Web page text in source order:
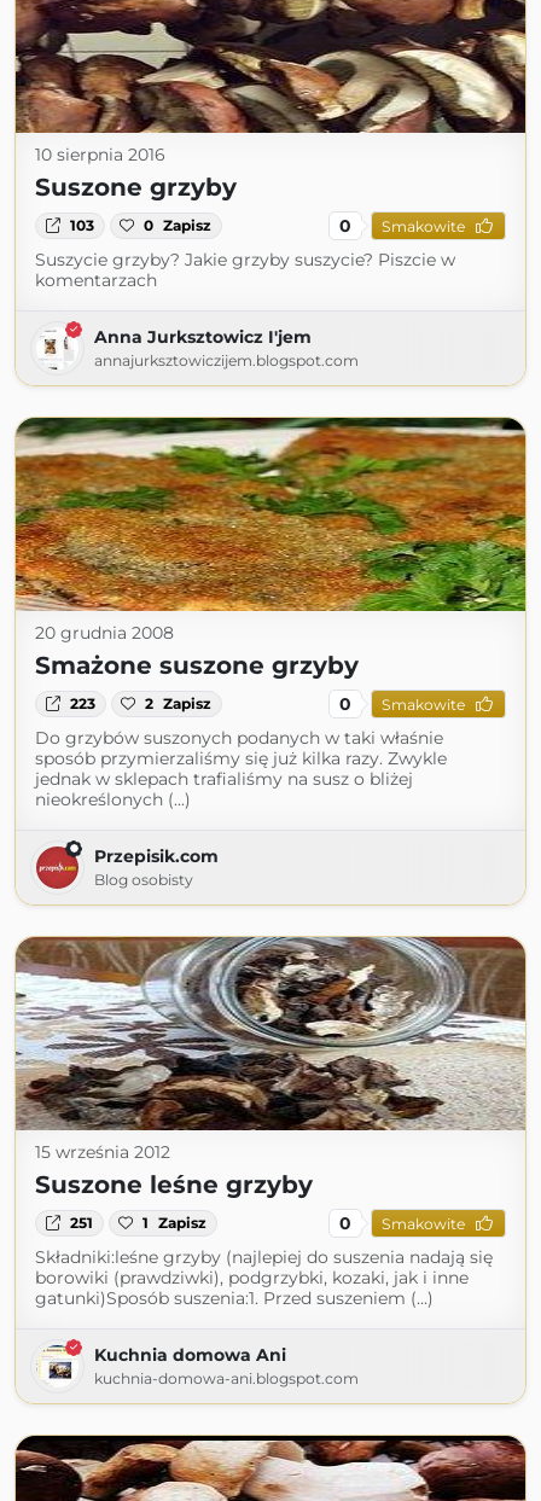
10 sierpnia 2016
Suszone grzyby
103 0 Zapisz 0 Smakowite
Suszycie grzyby? Jakie grzyby suszycie? Piszcie w
komentarzach
Anna Jurksztowicz I'jem
annajurksztowiczijem.blogspot.com
20 grudnia 2008
Smażone suszone grzyby
223 2 Zapisz 0 Smakowite
Do grzybów suszonych podanych w taki właśnie
sposób przymierzaliśmy się już kilka razy. Zwykle
jednak w sklepach trafialiśmy na susz o bliżej
nieokreślonych (...)
Przepisik.com
Blog osobisty
15 września 2012
Suszone leśne grzyby
251 1 Zapisz 0 Smakowite
Składniki:leśne grzyby (najlepiej do suszenia nadają się
borowiki (prawdziwki), podgrzybki, kozaki, jak i inne
gatunki)Sposób suszenia:1. Przed suszeniem (...)
Kuchnia domowa Ani
kuchnia-domowa-ani.blogspot.com